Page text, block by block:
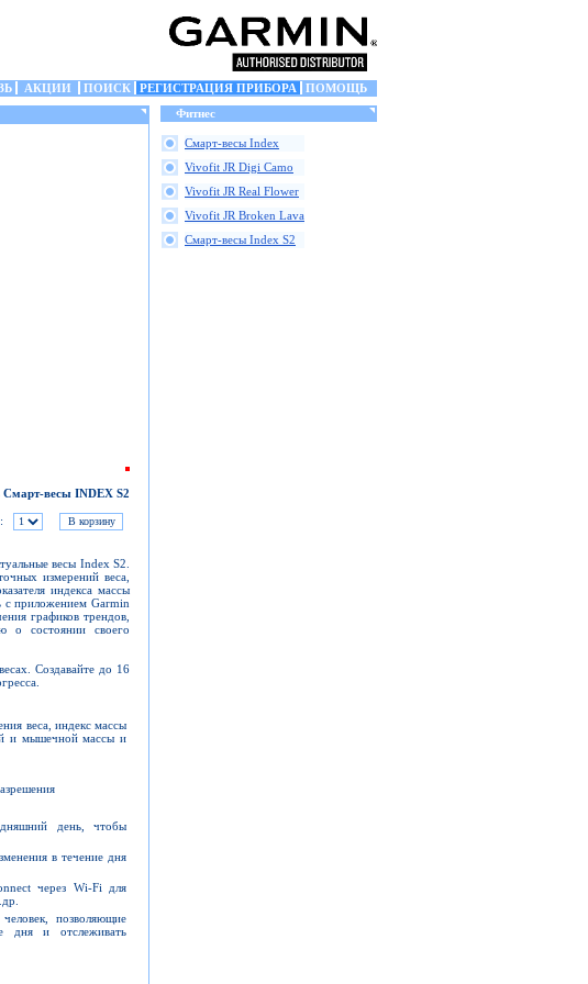
АКЦИИ ПОИСК РЕГИСТРАЦИЯ ПРИБОРА
ПОМОЩЬ
Смарт-весы INDEX S2
весы Index S2.
измерений веса,
индекса массы
с приложением Garmin
графиков трендов,
о состоянии своего
Создавайте до 16
веса, индекс массы
и мышечной массы и
день, чтобы
в течение дня
через Wi-Fi для
позволяющие
дня и отслеживать
Фитнес
Смарт-весы Index
Vivofit JR Digi Camo
Vivofit JR Real Flower
Vivofit JR Broken Lava
Смарт-весы Index S2